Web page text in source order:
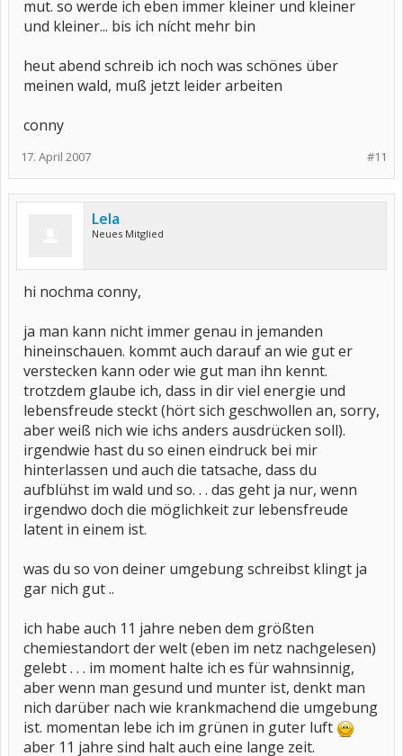
mut. so werde ich eben immer kleiner und kleiner
und kleiner... bis ich nícht mehr bin
heut abend schreib ich noch was schönes über
meinen wald, muß jetzt leider arbeiten
conny
#11
17. April 2007
Lela
Neues Mitglied
hi nochma conny,
ja man kann nicht immer genau in jemanden
hineinschauen. kommt auch darauf an wie gut er
verstecken kann oder wie gut man ihn kennt.
trotzdem glaube ich, dass in dir viel energie und
lebensfreude steckt (hört sich geschwollen an, sorry,
aber weiß nich wie ichs anders ausdrücken soll).
irgendwie hast du so einen eindruck bei mir
hinterlassen und auch die tatsache, dass du
aufblühst im wald und so. . . das geht ja nur, wenn
irgendwo doch die möglichkeit zur lebensfreude
latent in einem ist.
was du so von deiner umgebung schreibst klingt ja
gar nich gut ..
ich habe auch 11 jahre neben dem größten
chemiestandort der welt (eben im netz nachgelesen)
gelebt . . . im moment halte ich es für wahnsinnig,
aber wenn man gesund und munter ist, denkt man
nich darüber nach wie krankmachend die umgebung
ist. momentan lebe ich im grünen in guter luft
aber 11 jahre sind halt auch eine lange zeit.